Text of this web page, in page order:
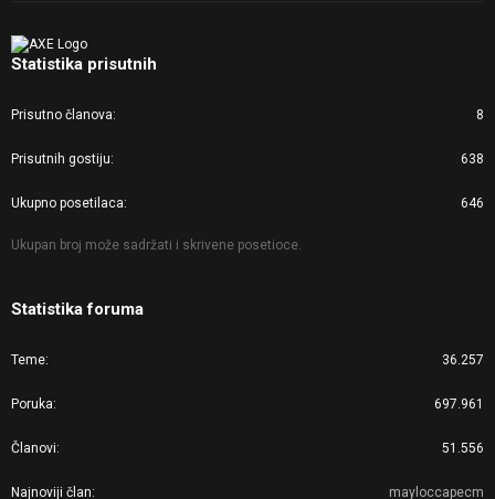
Statistika prisutnih
Prisutno članova 8
Prisutnih gostiju 638
Ukupno posetilaca 646
Ukupan broj može sadržati i skrivene posetioce.
Statistika foruma
Teme 36.257
Poruka 697.961
Članovi 51.556
Najnoviji član mayloccapecm